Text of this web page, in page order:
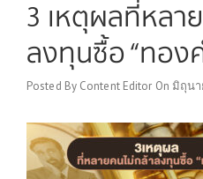
3 เหตุผลที่หลา
ลงทุนซื้อ “ทอง
Posted By Content Editor On มิถุนา